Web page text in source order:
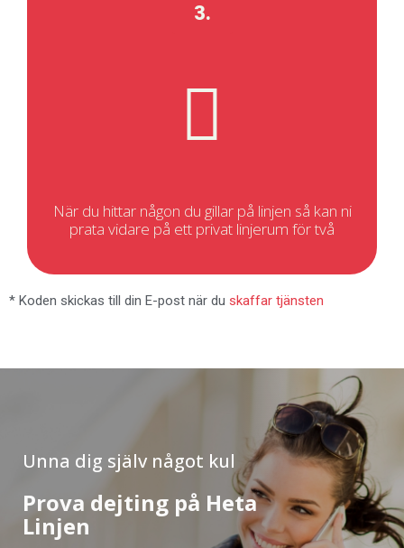
3.
När du hittar någon du gillar på linjen så kan ni
prata vidare på ett privat linjerum för två
* Koden skickas till din E-post när du skaffar tjänsten
Unna dig själv något kul
Prova dejting på Heta
Linjen